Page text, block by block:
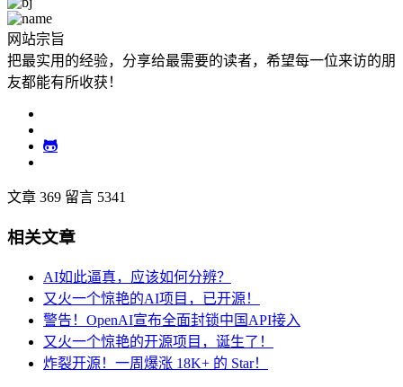
网站宗旨
把最实用的经验，分享给最需要的读者，希望每一位来访的朋
友都能有所收获！
文章 369 留言 5341
相关文章
AI如此逼真，应该如何分辨？
又火一个惊艳的AI项目，已开源！
警告！OpenAI宣布全面封锁中国API接入
又火一个惊艳的开源项目，诞生了！
炸裂开源！一周爆涨 18K+ 的 Star！